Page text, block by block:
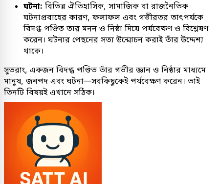
ঘটনা: বিভিন্ন ঐতিহাসিক, সামাজিক বা রাজনৈতিক
ঘটনাপ্রবাহের কারণ, ফলাফল এবং গভীরতর তাৎপর্যকে
বিদগ্ধ পণ্ডিত তার মনন ও নিষ্ঠা দিয়ে পর্যবেক্ষণ ও বিশ্লেষণ
করেন। ঘটনার পেছনের সত্য উন্মোচন করাই তাঁর উদ্দেশ্য
থাকে।
সুতরাং, একজন বিদগ্ধ পণ্ডিত তাঁর গভীর জ্ঞান ও নিষ্ঠার মাধ্যমে
মানুষ, জনপদ এবং ঘটনা—সবকিছুকেই পর্যবেক্ষণ করেন। তাই
তিনটি বিষয়ই এখানে সঠিক।